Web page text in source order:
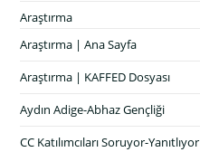
Araştırma
Araştırma | Ana Sayfa
Araştırma | KAFFED Dosyası
Aydın Adige-Abhaz Gençliği
CC Katılımcıları Soruyor-Yanıtlıyor